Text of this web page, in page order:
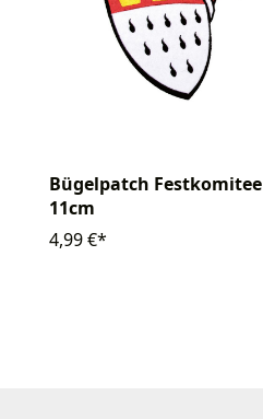
Bügelpatch Festkomitee
11cm
4,99 €*